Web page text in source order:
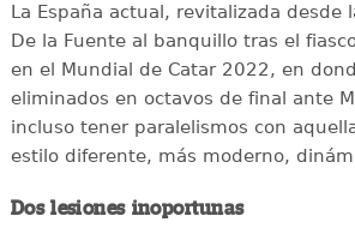
La España actual, revitalizada desde
De la Fuente al banquillo tras el
en el Mundial de Catar 2022, en
eliminados en octavos de final ante
incluso tener paralelismos con
estilo diferente, más moderno,
Dos lesiones inoportunas